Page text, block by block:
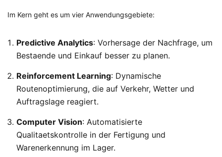
Im Kern geht es um vier Anwendungsgebiete:
Predictive Analytics: Vorhersage der Nachfrage, um
Bestaende und Einkauf besser zu planen.
Reinforcement Learning: Dynamische
Routenoptimierung, die auf Verkehr, Wetter und
Auftragslage reagiert.
Computer Vision: Automatisierte
Qualitaetskontrolle in der Fertigung und
Warenerkennung im Lager.